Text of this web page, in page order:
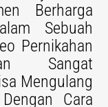
Berharga
Sebuah
Pernikahan
Sangat
Mengulang
Cara